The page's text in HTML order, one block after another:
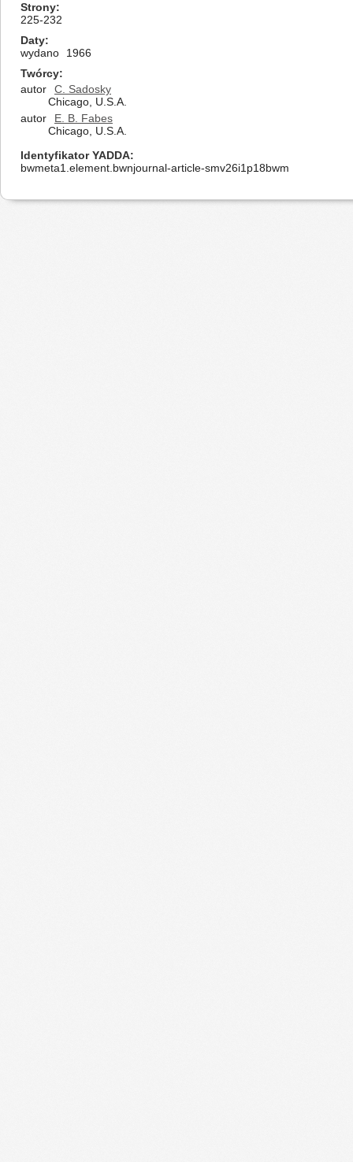
Strony
225-232
Daty
wydano
1966
Twórcy
autor
C. Sadosky
Chicago, U.S.A.
autor
E. B. Fabes
Chicago, U.S.A.
Identyfikator YADDA
bwmeta1.element.bwnjournal-article-smv26i1p18bwm